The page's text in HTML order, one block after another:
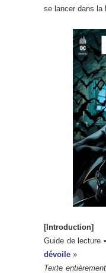
se lancer dans la
[Introduction]
Guide de lecture
dévoile »
Texte